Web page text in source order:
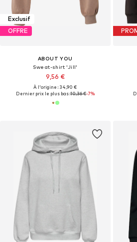
Exclusif
OFFRE
ABOUT YOU
Sweat-shirt 'Jill'
9,56 €
À l'origine : 34,90 €
Dernier prix le plus bas :10,36 €-7%